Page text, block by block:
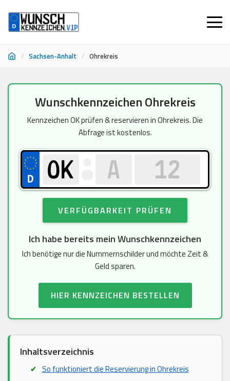
/ Sachsen-Anhalt / Ohrekreis
springen
Wunschkennzeichen Ohrekreis
Kennzeichen OK prüfen & reservieren in Ohrekreis. Die
Abfrage ist kostenlos.
VERFÜGBARKEIT PRÜFEN
Ich habe bereits mein Wunschkennzeichen
Ich benötige nur die Nummernschilder und möchte Zeit &
Geld sparen.
HIER KENNZEICHEN BESTELLEN
Inhaltsverzeichnis
So funktioniert die Reservierung in Ohrekreis